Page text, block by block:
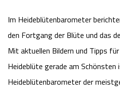
Urlaub auf dem
Urlaub mit
Reiten
Regionale
Wildpark
Wildpark
Otter
Im Heideblütenbarometer
den Fortgang der Blüte und das
Mit aktuellen Bildern und Tipps
Heideblüte gerade am
Heideblütenbarometer der